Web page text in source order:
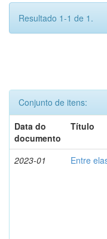
Resultado 1-1 de 1.
Conjunto de itens:
Data do
documento
Título
2023-01 Entre